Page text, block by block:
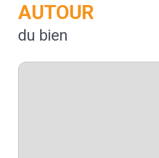
AUTOUR
du bien